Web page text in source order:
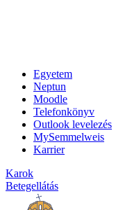
Egyetem
Neptun
Moodle
Telefonkönyv
Outlook levelezés
MySemmelweis
Karrier
Karok
Betegellátás